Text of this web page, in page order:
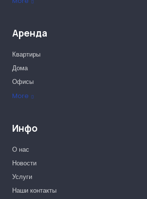
Аренда
More
Квартиры
Дома
Офисы
Инфо
О нас
Новости
Услуги
Наши контакты